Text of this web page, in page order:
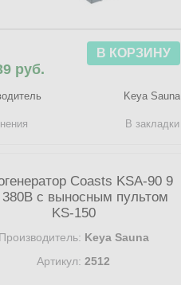
руб.
В КОРЗИНУ
Keya Sauna
В закладки
Coasts KSA-90 9
380В с выносным пультом
KS-150
Производитель: Keya Sauna
Артикул: 2512